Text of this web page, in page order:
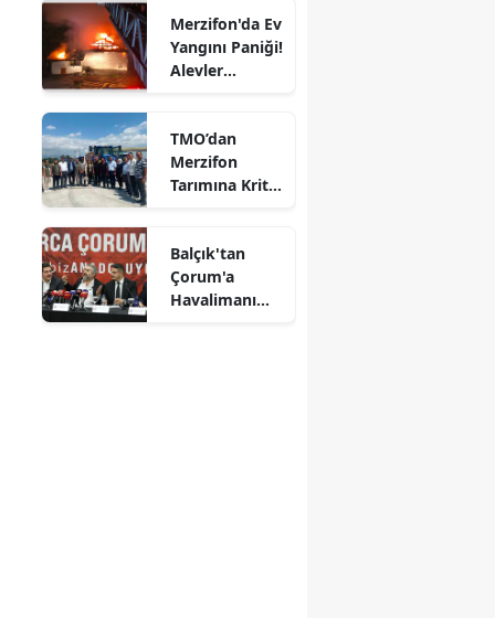
Hakkari
Hatay
Mersin
İzmir
Kars
Uğurluyor
Merzifon'da Ev
Yangını Paniği!
Alevler
Alındı
TMO’dan
Merzifon
Tarımına Kritik
Balçık'tan
Çorum'a
Havalimanı